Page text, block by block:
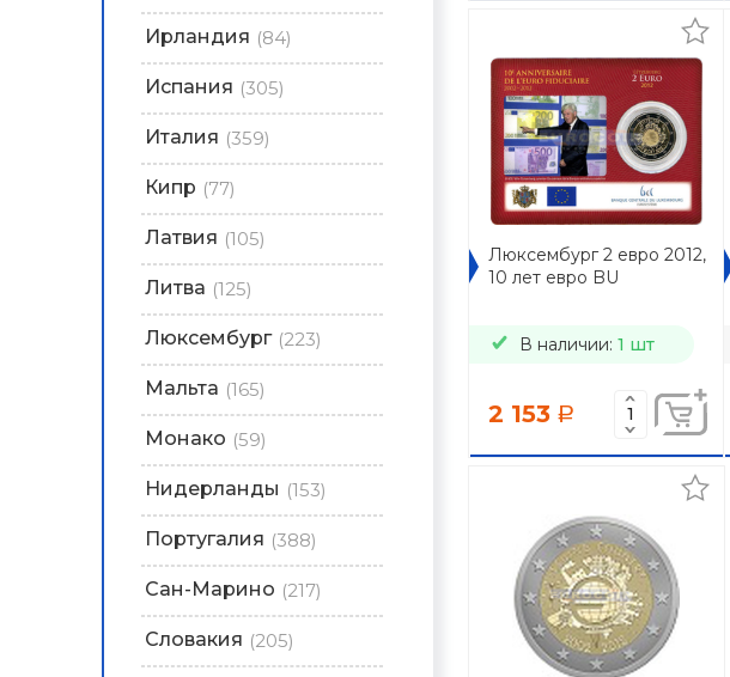
Ирландия (84)
Испания (305)
Италия (359)
Кипр (77)
Латвия (105)
Литва (125)
Люксембург (223)
Мальта (165)
Монако (59)
Нидерланды (153)
Португалия (388)
Сан-Марино (217)
Словакия (205)
Люксембург 2 евро 2012,
10 лет евро BU
В наличии: 1 шт
2 153 a